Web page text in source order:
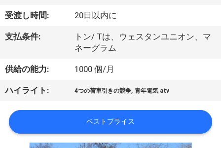
て
工
場
旅
品
受渡し時間: 20日以内に
支払条件:
トン/ Tは、ウェスタンユニオン、マ
ネーグラム
供給の能力: 1000 個/月
ハイライト: 4つの荷車引きの競争,青年電気 atv
ベストプライス